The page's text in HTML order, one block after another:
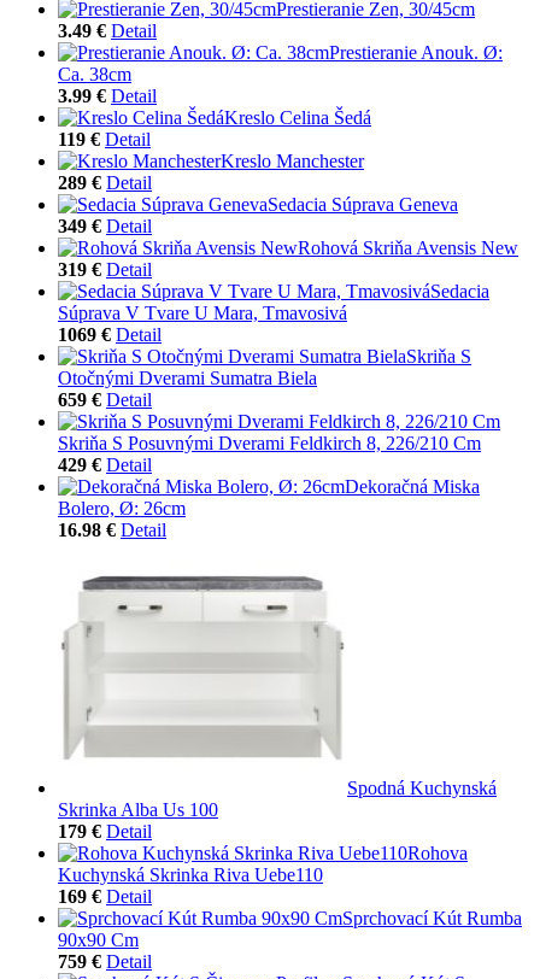
Prestieranie Zen, 30/45cm
3.49 € Detail
Prestieranie Anouk. Ø:
Ca. 38cm
3.99 € Detail
Kreslo Celina Šedá
119 € Detail
Kreslo Manchester
289 € Detail
Sedacia Súprava Geneva
349 € Detail
Rohová Skriňa Avensis New
319 € Detail
Sedacia
Súprava V Tvare U Mara, Tmavosivá
1069 € Detail
Skriňa S
Otočnými Dverami Sumatra Biela
659 € Detail
Skriňa S Posuvnými Dverami Feldkirch 8, 226/210 Cm
429 € Detail
Dekoračná Miska
Bolero, Ø: 26cm
16.98 € Detail
Spodná Kuchynská
Skrinka Alba Us 100
179 € Detail
Rohova
Kuchynská Skrinka Riva Uebe110
169 € Detail
Sprchovací Kút Rumba
90x90 Cm
759 € Detail